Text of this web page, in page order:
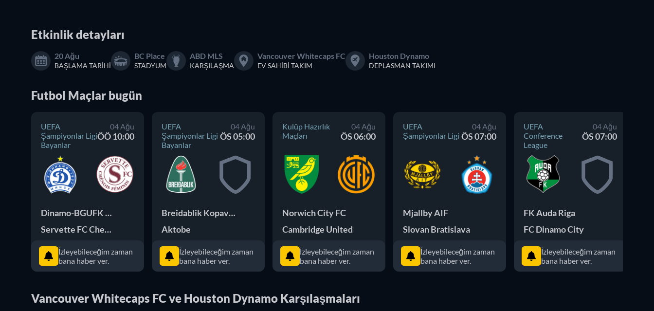
Etkinlik detayları
20 Ağu
BAŞLAMA TARIHI
BC Place
STADYUM
ABD MLS
KARŞILAŞMA
Vancouver Whitecaps FC
EV SAHIBI TAKIM
Houston Dynamo
DEPLASMAN TAKIMI
Futbol Maçlar bugün
UEFA
Şampiyonlar Ligi
Bayanlar
04 Ağu
ÖÖ 10:00
Dinamo-BGUFK Minsk
Servette FC Chenois
İzleyebileceğim zaman
bana haber ver.
UEFA
Şampiyonlar Ligi
Bayanlar
04 Ağu
ÖS 05:00
Breidablik Kopavogur
Aktobe
İzleyebileceğim zaman
bana haber ver.
Kulüp Hazırlık
Maçları
04 Ağu
ÖS 06:00
Norwich City FC
Cambridge United
İzleyebileceğim zaman
bana haber ver.
UEFA
Şampiyonlar Ligi
04 Ağu
ÖS 07:00
Mjallby AIF
Slovan Bratislava
İzleyebileceğim zaman
bana haber ver.
UEFA
Conference
League
04 Ağu
ÖS 07:00
FK Auda Riga
FC Dinamo City
İzleyebileceğim zaman
bana haber ver.
Vancouver Whitecaps FC ve Houston Dynamo Karşılaşmaları